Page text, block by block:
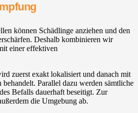
können Schädlinge anziehen und den
Deshalb kombinieren wir
einer effektiven
zuerst exakt lokalisiert und danach mit
Parallel dazu werden sämtliche
Befalls dauerhaft beseitigt. Zur
die Umgebung ab.